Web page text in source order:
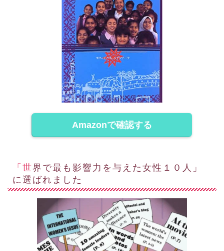
Amazonで確認する
「世界で最も影響力を与えた女性１０人」
に選ばれました